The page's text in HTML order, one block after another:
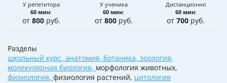
У репетитора
60 мин:
от 800руб.
У ученика
60 мин:
от 800руб.
Дистанционно
60 мин:
от700 руб.
Разделы
школьный курс, анатомия, ботаника, зоология,
молекулярная биология, морфология животных,
физиология, физиология растений, цитология